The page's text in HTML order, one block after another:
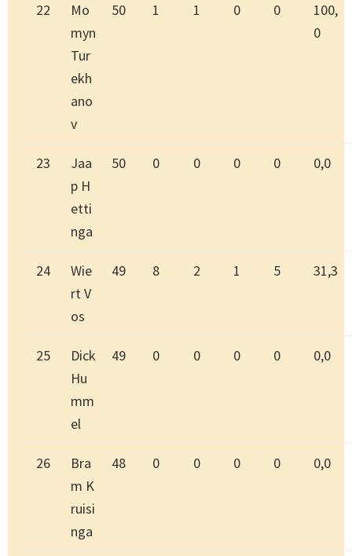
22
Mo
myn
Tur
ekh
ano
v
50 1 1 0 0
100,
0
23
Jaa
p H
etti
nga
50 0 0 0 0 0,0
24
Wie
rt V
os
49 8 2 1 5 31,3
25
Dick
Hu
mm
el
49 0 0 0 0 0,0
26
Bra
m K
ruisi
nga
48 0 0 0 0 0,0